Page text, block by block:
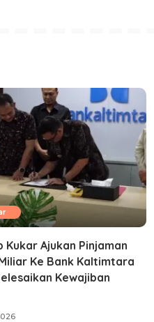
Kukar Ajukan Pinjaman
Ke Bank Kaltimtara
Kewajiban